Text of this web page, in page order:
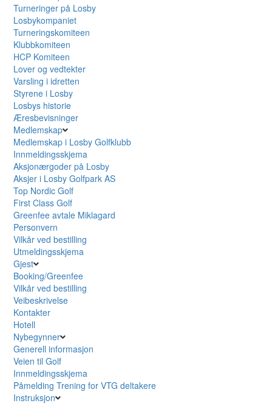
Turneringer på Losby
Losbykompaniet
Turneringskomiteen
Klubbkomiteen
HCP Komiteen
Lover og vedtekter
Varsling i idretten
Styrene i Losby
Losbys historie
Æresbevisninger
Medlemskap
Medlemskap i Losby Golfklubb
Innmeldingsskjema
Aksjonærgoder på Losby
Aksjer i Losby Golfpark AS
Top Nordic Golf
First Class Golf
Greenfee avtale Miklagard
Personvern
Vilkår ved bestilling
Utmeldingsskjema
Gjest
Booking/Greenfee
Vilkår ved bestilling
Veibeskrivelse
Kontakter
Hotell
Nybegynner
Generell informasjon
Veien til Golf
Innmeldingsskjema
Påmelding Trening for VTG deltakere
Instruksjon